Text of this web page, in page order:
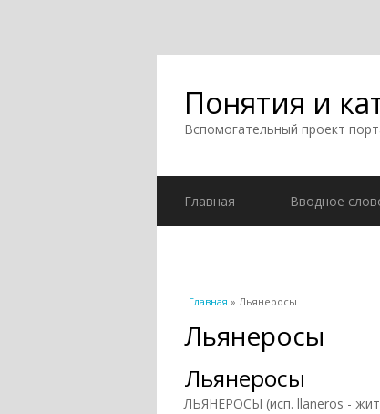
Понятия и
Вспомогательный проект
Главная Вводное
Вы здесь
Главная » Льянеросы
Льянеросы
Льянеросы
ЛЬЯНЕРОСЫ (исп. llaneros -